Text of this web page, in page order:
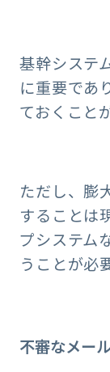
基幹システ
に重要であ
ておくこと
ただし、膨
することは
プシステム
うことが必
不審なメー